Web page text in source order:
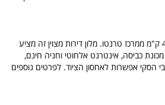
ממוקם כ- 4 ק"מ ממרכז טרנטו. מלון דירות מצוין זה מציע
מכונת כביסה, אינטרנט אלחוטי וחניה חינם,
הסקי אפשרות לאחסון הציוד. לפרטים נוספים